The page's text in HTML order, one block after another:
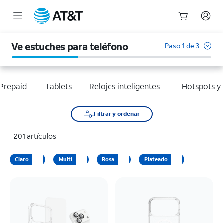
Ve estuches para teléfono Paso 1 de 3
Tablets Relojes inteligentes Hotspots y
Filtrar y ordenar
201 artículos
Claro Multi Rosa Plateado